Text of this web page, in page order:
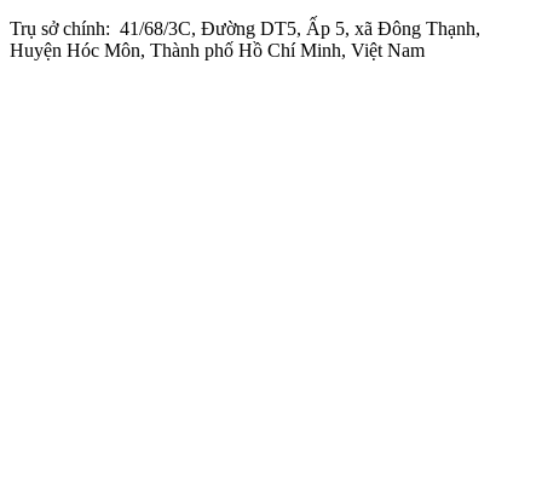
Trụ sở chính: 41/68/3C, Đường DT5, Ấp 5, xã Đông Thạnh,
Huyện Hóc Môn, Thành phố Hồ Chí Minh, Việt Nam